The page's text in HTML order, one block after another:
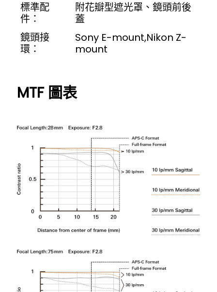
標準配
件：
附花瓣型遮光罩、鏡頭前後
蓋
鏡頭接
環：
Sony E-mount,Nikon Z-
mount
MTF 圖表